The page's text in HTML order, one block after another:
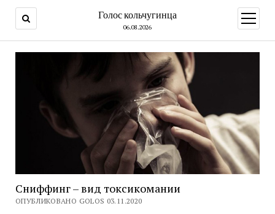
Голос кольчугинца
06.08.2026
меню
Сниффинг – вид токсикомании
ОПУБЛИКОВАНО GOLOS 03.11.2020